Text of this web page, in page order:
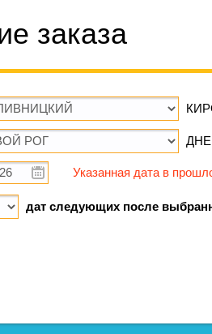
заказа
Указанная дата в
дат следующих после